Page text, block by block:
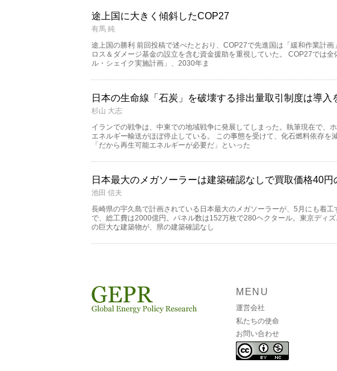
途上国に大きく傾斜したCOP27
有馬 純
途上国の勝利 前回投稿で述べたとおり、COP27で先進国は「緩和作業計画
ロス＆ダメージ基金の設立を含む資金援助を重視していた。 COP27では全
ル・シェイク実施計画」、2030年ま
日本の生命線「石炭」を破壊する排出量取引制度は導入
杉山 大志
イランでの戦争は、中東での地域戦争に発展してしまった。執筆現在で、
エネルギー輸送がほぼ停止している。 この事態を受けて、化石燃料依存を
「だから再生可能エネルギーが必要だ」といった
日本最大のメガソーラーは建築確認なしで買取価格40円
池田 信夫
長崎県の宇久島で計画されている日本最大のメガソーラーが、5月にも着工
で、総工費は2000億円。パネル数は152万枚で280ヘクタール。東京ディ
の巨大な建築物が、県の建築確認なし
MENU
運営会社
私たちの使命
お問い合わせ